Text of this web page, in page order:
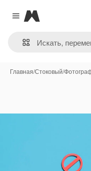
Close menu
Magnific
Главная/Стоковый/